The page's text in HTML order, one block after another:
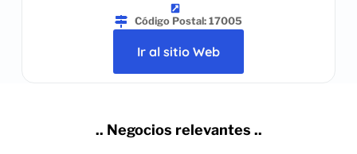
Código Postal: 17005
Ir al sitio Web
.. Negocios relevantes ..